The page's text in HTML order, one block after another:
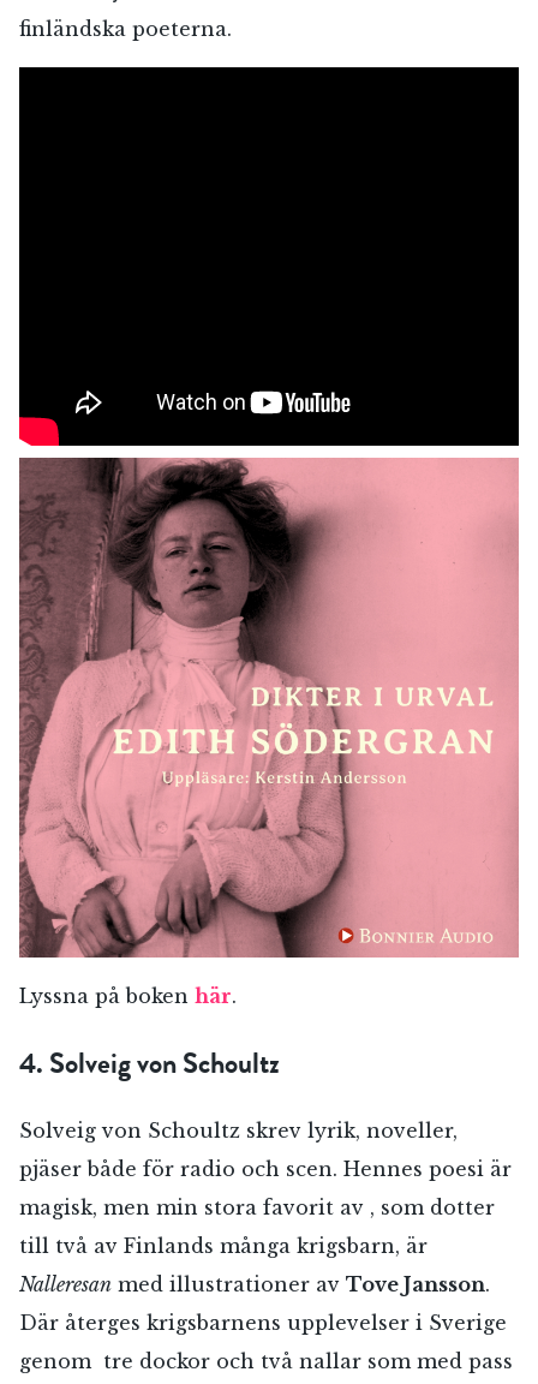
E-post*
Jag accepterar villkoren.
RÖSTA
ÅNGRA OCH STÄNG
finländska poeterna.
Lyssna på boken här.
4. Solveig von Schoultz
Solveig von Schoultz skrev lyrik, noveller,
pjäser både för radio och scen. Hennes poesi är
magisk, men min stora favorit av , som dotter
till två av Finlands många krigsbarn, är
Nalleresan med illustra­tioner av Tove Jansson.
Där återges krigsbar­nens upplevelser i Sverige
genom tre dockor och två nallar som med pass